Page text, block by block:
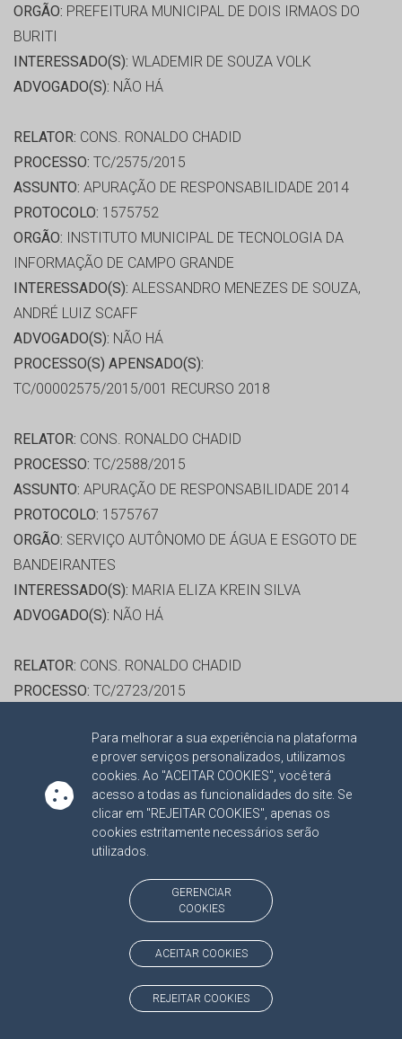
Para melhorar a sua experiência na plataforma
e prover serviços personalizados, utilizamos
cookies. Ao "ACEITAR COOKIES", você terá
acesso a todas as funcionalidades do site. Se
clicar em "REJEITAR COOKIES", apenas os
cookies estritamente necessários serão
utilizados.
GERENCIAR
COOKIES
ACEITAR COOKIES
REJEITAR COOKIES
ORGÃO: PREFEITURA MUNICIPAL DE DOIS IRMAOS DO
BURITI
INTERESSADO(S): WLADEMIR DE SOUZA VOLK
ADVOGADO(S): NÃO HÁ
RELATOR: CONS. RONALDO CHADID
PROCESSO: TC/2575/2015
ASSUNTO: APURAÇÃO DE RESPONSABILIDADE 2014
PROTOCOLO: 1575752
ORGÃO: INSTITUTO MUNICIPAL DE TECNOLOGIA DA
INFORMAÇÃO DE CAMPO GRANDE
INTERESSADO(S): ALESSANDRO MENEZES DE SOUZA,
ANDRÉ LUIZ SCAFF
ADVOGADO(S): NÃO HÁ
PROCESSO(S) APENSADO(S):
TC/00002575/2015/001 RECURSO 2018
RELATOR: CONS. RONALDO CHADID
PROCESSO: TC/2588/2015
ASSUNTO: APURAÇÃO DE RESPONSABILIDADE 2014
PROTOCOLO: 1575767
ORGÃO: SERVIÇO AUTÔNOMO DE ÁGUA E ESGOTO DE
BANDEIRANTES
INTERESSADO(S): MARIA ELIZA KREIN SILVA
ADVOGADO(S): NÃO HÁ
RELATOR: CONS. RONALDO CHADID
PROCESSO: TC/2723/2015
PROTOCOLO:1575993
FUNDO MUNICIPAL DE MANUTENÇÃO E
DESENVOLVIMENTO DA EDUCAÇÃO BÁSICA E DE
VALORIZAÇÃO DOS PROFISSIONAIS DA EDUCAÇÃO DE
NÃO HÁ
CONS. RONALDO CHADID
TC/2726/2015
APURAÇÃO DE RESPONSABILIDADE 2014